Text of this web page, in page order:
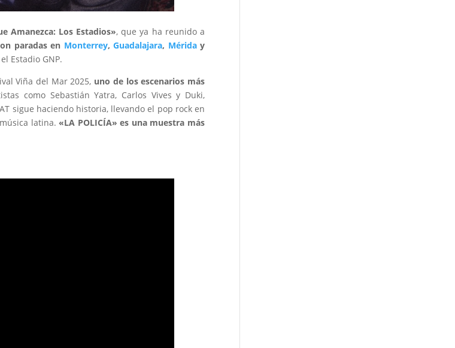
Amanezca: Los Estadios», que ya ha reunido a
paradas en Monterrey,Guadalajara, Mériday
Estadio GNP.
Viña del Mar 2025, uno de los escenarios más
como Sebastián Yatra, Carlos Vives y Duki,
sigue haciendo historia, llevando el pop rock en
latina. «LA POLICÍA» es una muestra más